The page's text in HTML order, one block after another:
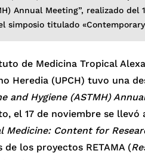
Annual Meeting”, realizado
simposio titulado
de Medicina Tropical
Heredia (UPCH) tuvo una
and Hygiene (ASTMH)
el 17 de noviembre se
Medicine: Content for
de los proyectos RETAMA (